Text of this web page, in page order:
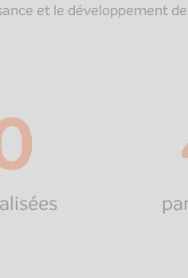
et le développement